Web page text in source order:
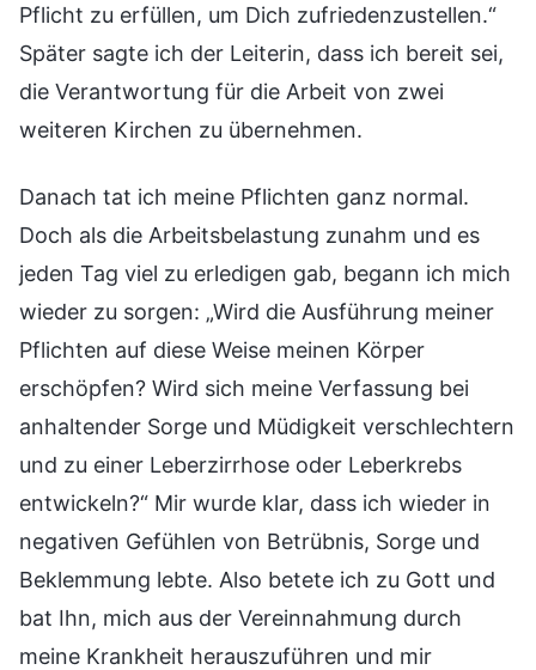
Pflicht zu erfüllen, um Dich zufriedenzustellen.“
Später sagte ich der Leiterin, dass ich bereit sei,
die Verantwortung für die Arbeit von zwei
weiteren Kirchen zu übernehmen.
Danach tat ich meine Pflichten ganz normal.
Doch als die Arbeitsbelastung zunahm und es
jeden Tag viel zu erledigen gab, begann ich mich
wieder zu sorgen: „Wird die Ausführung meiner
Pflichten auf diese Weise meinen Körper
erschöpfen? Wird sich meine Verfassung bei
anhaltender Sorge und Müdigkeit verschlechtern
und zu einer Leberzirrhose oder Leberkrebs
entwickeln?“ Mir wurde klar, dass ich wieder in
negativen Gefühlen von Betrübnis, Sorge und
Beklemmung lebte. Also betete ich zu Gott und
bat Ihn, mich aus der Vereinnahmung durch
meine Krankheit herauszuführen und mir